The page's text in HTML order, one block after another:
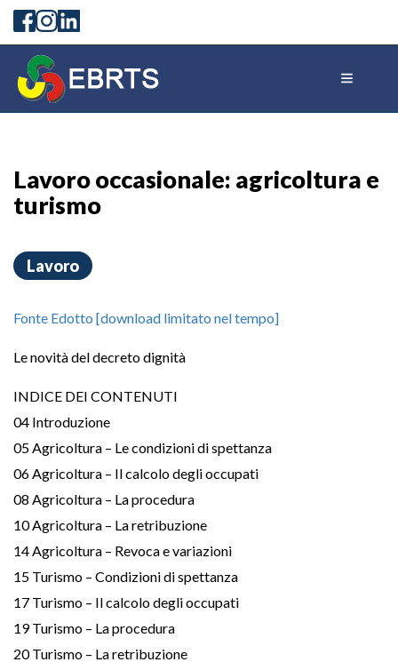
Lavoro occasionale: agricoltura e
turismo
Lavoro
Fonte Edotto [download limitato nel tempo]
Le novità del decreto dignità
INDICE DEI CONTENUTI
04 Introduzione
05 Agricoltura – Le condizioni di spettanza
06 Agricoltura – Il calcolo degli occupati
08 Agricoltura – La procedura
10 Agricoltura – La retribuzione
14 Agricoltura – Revoca e variazioni
15 Turismo – Condizioni di spettanza
17 Turismo – Il calcolo degli occupati
19 Turismo – La procedura
20 Turismo – La retribuzione